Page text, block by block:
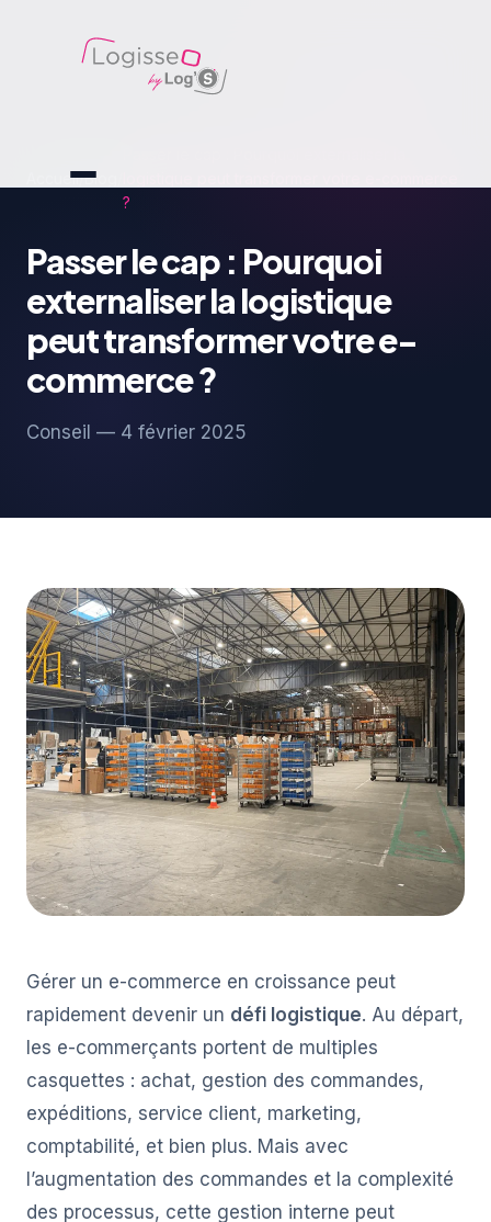
Accueil/Blog
?
Passer le cap : Pourquoi
externaliser la logistique
peut transformer votre e-
commerce ?
Conseil — 4 février 2025
Gérer un e-commerce en croissance peut
rapidement devenir un défi logistique. Au départ,
les e-commerçants portent de multiples
casquettes : achat, gestion des commandes,
expéditions, service client, marketing,
comptabilité, et bien plus. Mais avec
l’augmentation des commandes et la complexité
des processus, cette gestion interne peut